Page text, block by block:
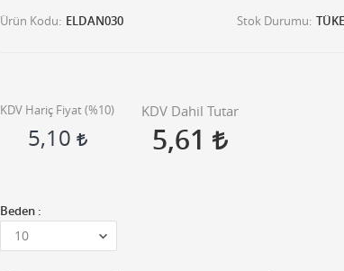
Ürün Kodu ELDAN030 Stok Durumu
KDV Hariç Fiyat (%10)
5,10
KDV Dahil Tutar
5,61
Beden :